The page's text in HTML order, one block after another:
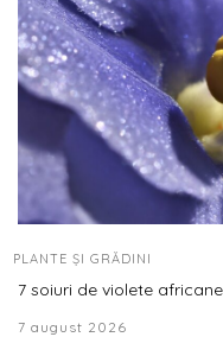
PLANTE ȘI GRĂDINI
7 soiuri de violete
7 august 2026